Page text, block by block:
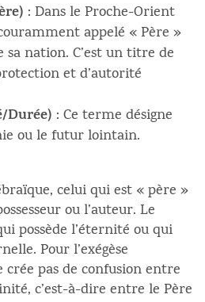
: Dans le Proche-Orient
appelé « Père »
sa nation. C’est un titre de
et d’autorité
: Ce terme désigne
ou le futur lointain.
celui qui est « père »
ou l’auteur. Le
possède l’éternité ou qui
Pour l’exégèse
pas de confusion entre
c’est-à-dire entre le Père